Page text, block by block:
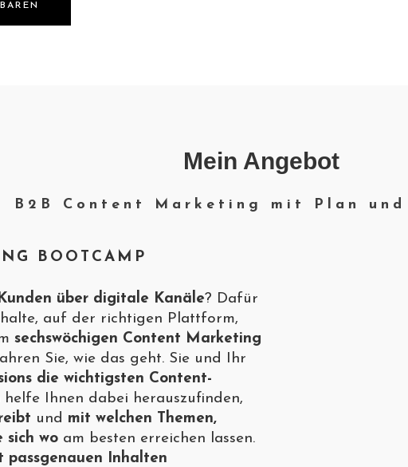
Mein Angebot
B2B Content Marketing mit Plan
BOOTCAMP
über digitale Kanäle? Dafür
auf der richtigen Plattform,
sechswöchigen Content Marketing
Sie, wie das geht. Sie und Ihr
die wichtigsten Content-
helfe Ihnen dabei herauszufinden,
und mit welchen Themen,
sich wo am besten erreichen lassen.
passgenauen Inhalten